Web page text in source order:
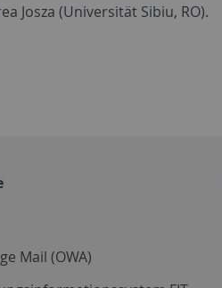
Josza (Universität Sibiu, RO).
Mail (OWA)